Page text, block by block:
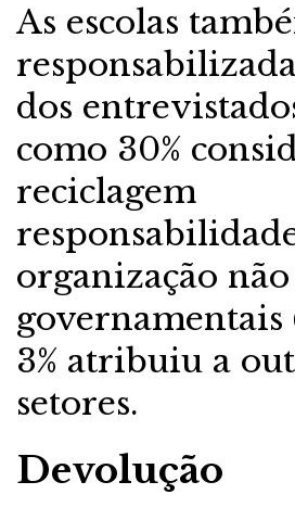
As escolas
dos
como 30%
reciclagem
organização não
governamentais
3% atribuiu a
setores.
Devolução